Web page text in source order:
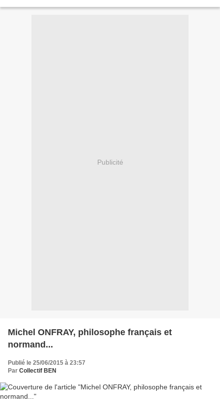
Publicité
Michel ONFRAY, philosophe français et
normand...
Publié le 25/06/2015 à 23:57
Par Collectif BEN